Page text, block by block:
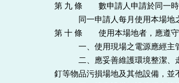
第 九 條 數申請人申請於同一時
同一申請人每月使用本場地之
第 十 條 使用本場地者，應遵守
一、使用現場之電源應經主管
二、應妥善維護環境整潔、走
釘等物品污損場地及其他設備，並